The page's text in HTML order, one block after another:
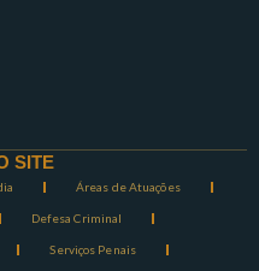
SITE
Áreas de Atuações
Defesa Criminal
Serviços Penais